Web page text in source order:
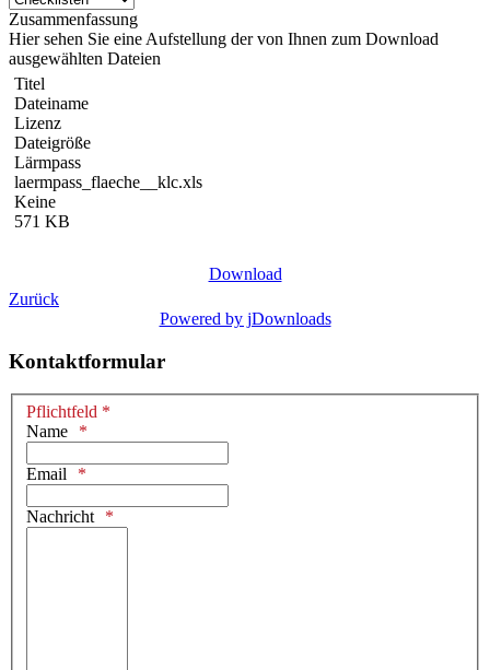
Zusammenfassung
Hier sehen Sie eine Aufstellung der von Ihnen zum Download
ausgewählten Dateien
Titel
Dateiname
Lizenz
Dateigröße
Lärmpass
laermpass_flaeche__klc.xls
Keine
571 KB
Download
Zurück
Powered by jDownloads
Kontaktformular
Pflichtfeld *
Name
Email
Nachricht